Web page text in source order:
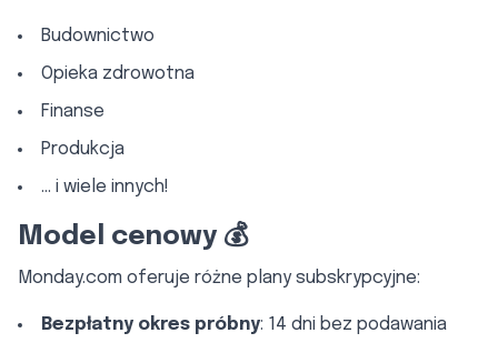
Budownictwo
Opieka zdrowotna
Finanse
Produkcja
… i wiele innych!
Model cenowy 💰
Monday.com oferuje różne plany subskrypcyjne:
Bezpłatny okres próbny: 14 dni bez podawania